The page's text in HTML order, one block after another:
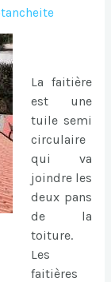
La faitière
est une
tuile semi
circulaire
qui va
joindre les
deux pans
de la
toiture.
Les
faitières